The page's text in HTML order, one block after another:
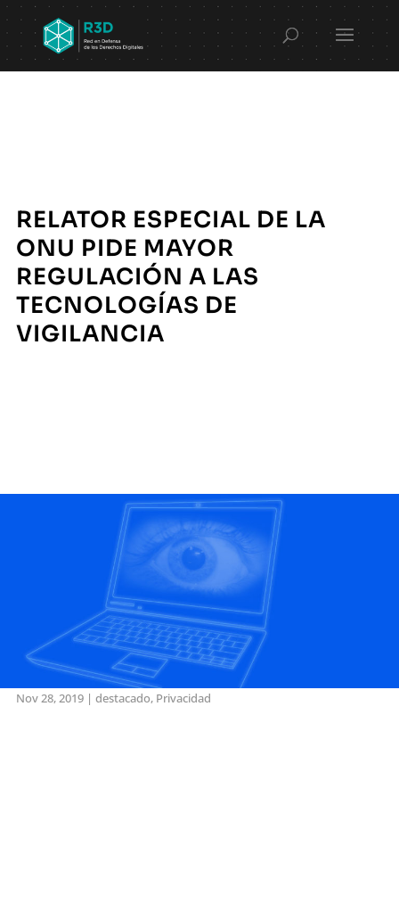
RELATOR ESPECIAL DE LA
ONU PIDE MAYOR
REGULACIÓN A LAS
TECNOLOGÍAS DE
VIGILANCIA
Nov 28, 2019| destacado, Privacidad